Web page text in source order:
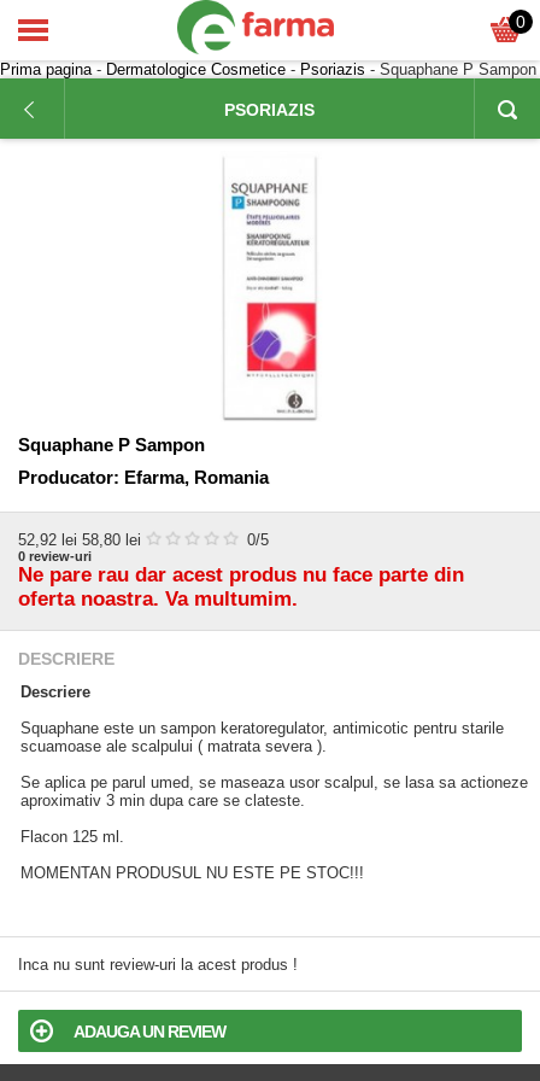
0
Prima pagina- Dermatologice Cosmetice - Psoriazis - Squaphane P Sampon
PSORIAZIS
Squaphane P Sampon
Producator: Efarma, Romania
52,92 lei 58,80 lei 0/5
0 review-uri
Ne pare rau dar acest produs nu face parte din
oferta noastra. Va multumim.
DESCRIERE
Descriere
Squaphane este un sampon keratoregulator, antimicotic pentru starile
scuamoase ale scalpului ( matrata severa ).
Se aplica pe parul umed, se maseaza usor scalpul, se lasa sa actioneze
aproximativ 3 min dupa care se clateste.
Flacon 125 ml.
MOMENTAN PRODUSUL NU ESTE PE STOC!!!
Inca nu sunt review-uri la acest produs !
ADAUGA UN REVIEW